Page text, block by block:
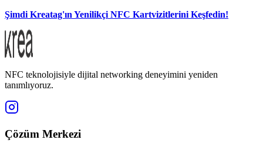
Şimdi Kreatag'ın Yenilikçi NFC Kartvizitlerini Keşfedin!
NFC teknolojisiyle dijital networking deneyimini yeniden
tanımlıyoruz.
Çözüm Merkezi